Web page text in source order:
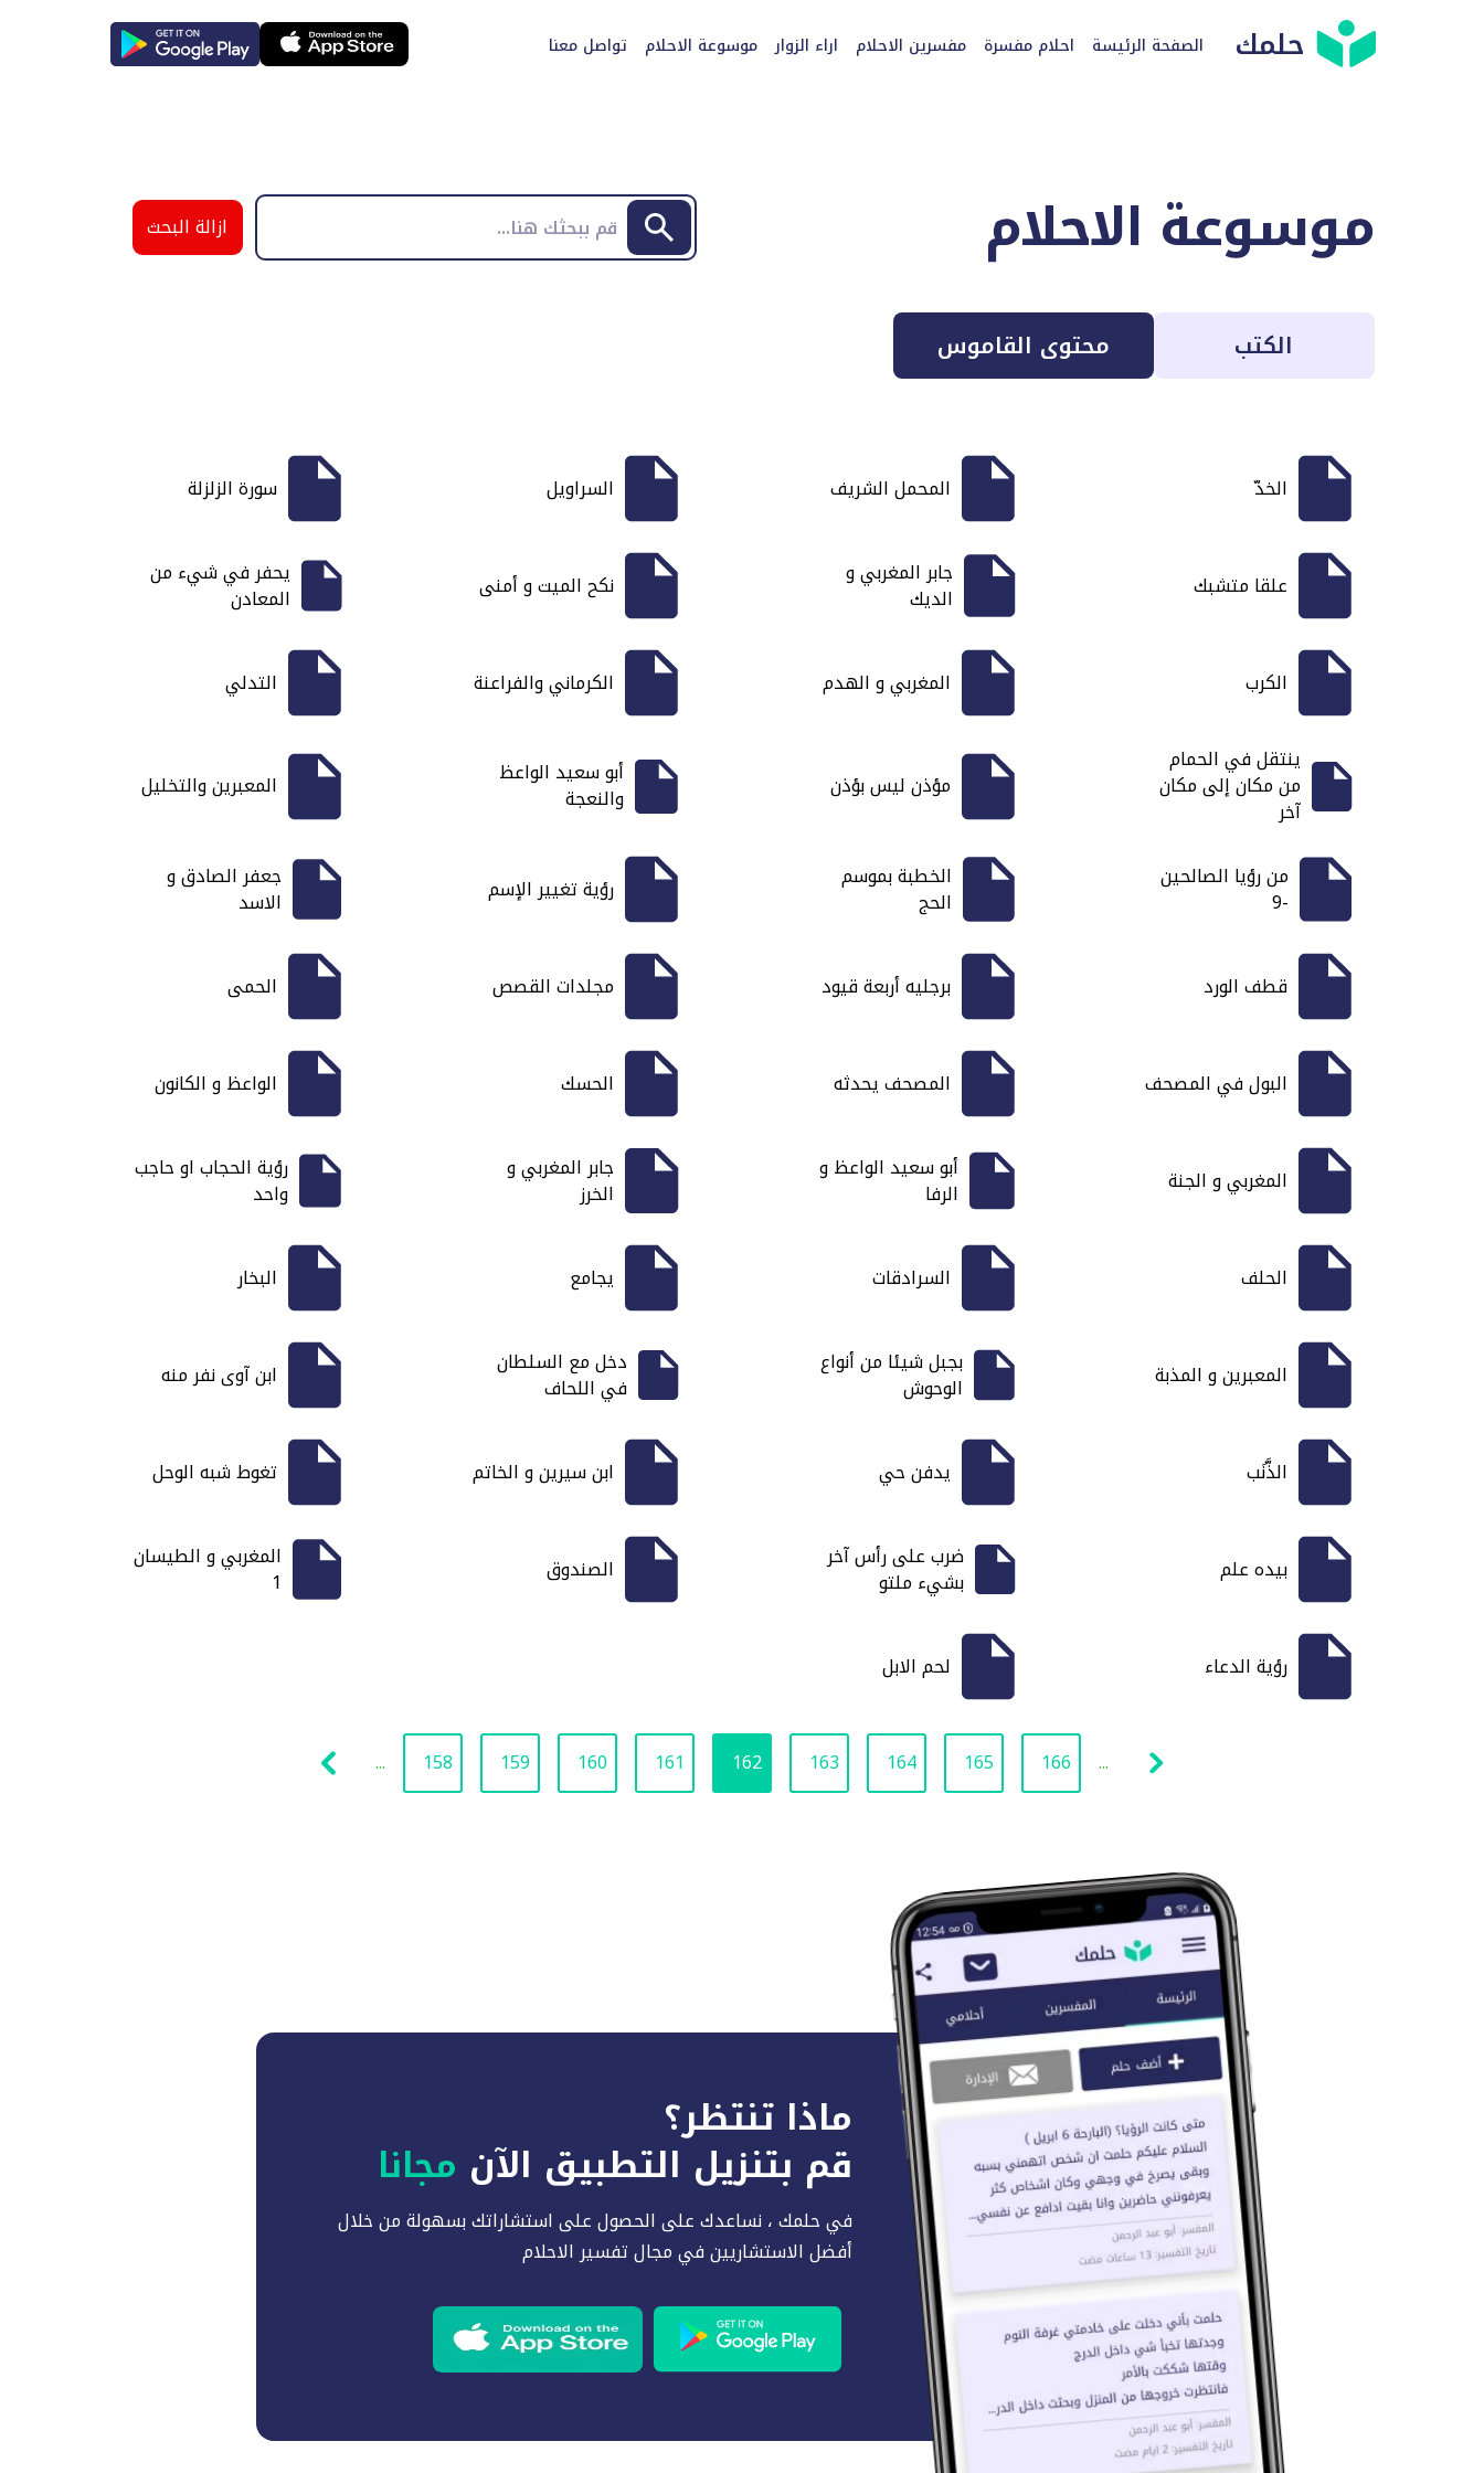
حلمك الصفحة الرئيسة احلام مفسرة مفسرين الاحلام اراء الزوار موسوعة الاحلام تواصل معنا
موسوعة الاحلام ازالة البحث
الكتب محتوى القاموس
الخدّ المحمل الشريف السراويل سورة الزلزلة
علقا متشبك جابر المغربي و
الديك نكح الميت و أمنى يحفر في شيء من
المعادن
الكرب المغربي و الهدم الكرماني والفراعنة التدلي
ينتقل في الحمام
من مكان إلى مكان
آخر
مؤذن ليس بؤذن أبو سعيد الواعظ
والنعجة المعبرين والتخليل
من رؤيا الصالحين
-9
الخطبة بموسم
الحج رؤية تغيير الإسم جعفر الصادق و
الاسد
قطف الورد برجليه أربعة قيود مجلدات القصص الحمى
البول في المصحف المصحف يحدثه الحسك الواعظ و الكانون
المغربي و الجنة أبو سعيد الواعظ و
الرفا
جابر المغربي و
الخرز
رؤية الحجاب او حاجب
واحد
الحلف السرادقات يجامع البخار
المعبرين و المذبة بجبل شيئا من أنواع
الوحوش
دخل مع السلطان
في اللحاف ابن آوى نفر منه
الذَّنَب يدفن حي ابن سيرين و الخاتم تغوط شبه الوحل
بيده علم ضرب على رأس آخر
بشيء ملتو الصندوق المغربي و الطيسان
1
رؤية الدعاء لحم الابل
... 158 159 160 161 162 163 164 165 166 ...
ماذا تنتظر؟
قم بتنزيل التطبيق الآن مجانا
في حلمك ، نساعدك على الحصول على استشاراتك بسهولة من خلال
أفضل الاستشاريين في مجال تفسير الاحلام